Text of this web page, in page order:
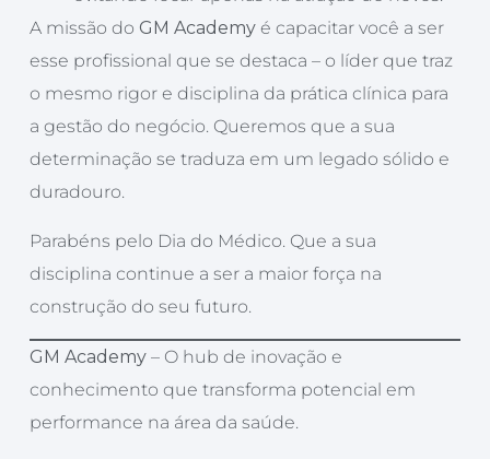
A missão do GM Academyé capacitar você a ser
esse profissional que se destaca – o líder que traz
o mesmo rigor e disciplina da prática clínica para
a gestão do negócio. Queremos que a sua
determinação se traduza em um legado sólido e
duradouro.
Parabéns pelo Dia do Médico. Que a sua
disciplina continue a ser a maior força na
construção do seu futuro.
GM Academy– O hub de inovação e
conhecimento que transforma potencial em
performance na área da saúde.